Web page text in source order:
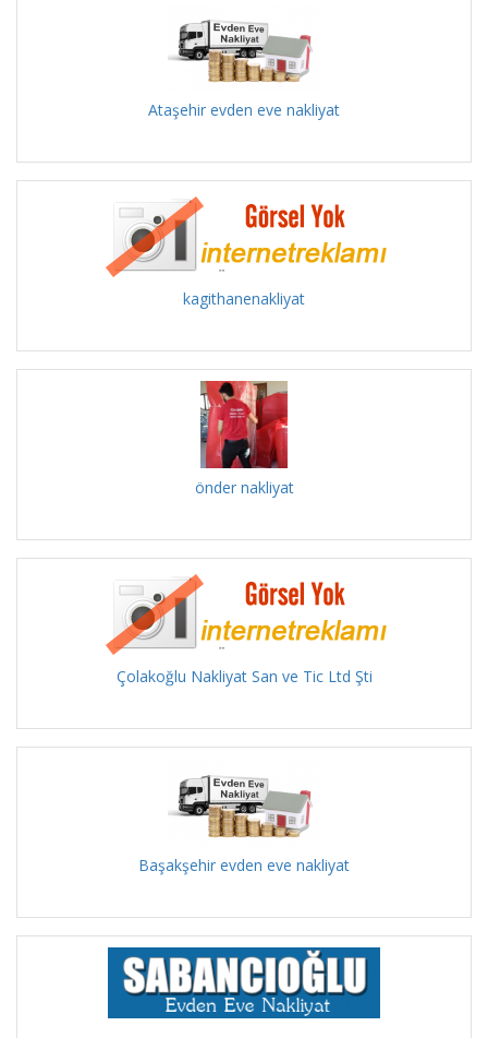
Ataşehir evden eve nakliyat
kagithanenakliyat
önder nakliyat
Çolakoğlu Nakliyat San ve Tic Ltd Şti
Başakşehir evden eve nakliyat